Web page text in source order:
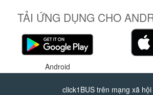
TẢI ỨNG DỤNG CHO
Android
click1BUS trên mạng xã hội